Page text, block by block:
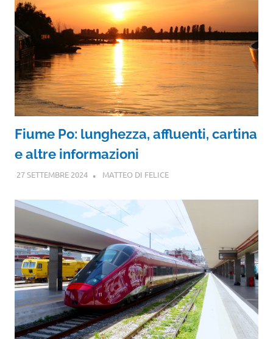
Fiume Po: lunghezza, affluenti, cartina
e altre informazioni
27 SETTEMBRE 2024 MATTEO DI FELICE